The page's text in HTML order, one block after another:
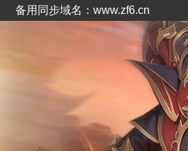
备用同步域名：www.zf6.cn